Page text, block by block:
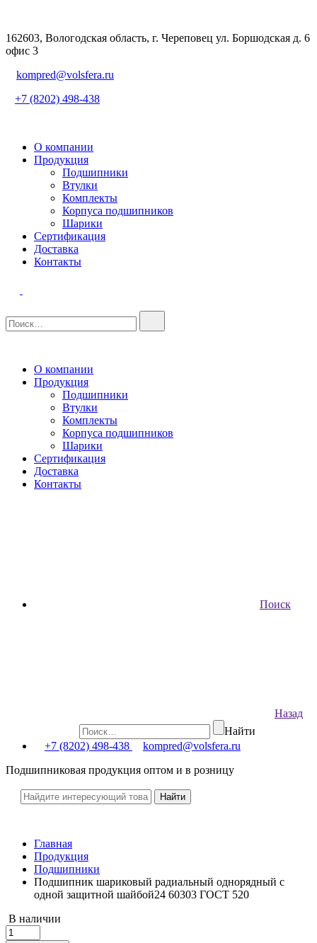
162603, Вологодская область, г. Череповец ул. Боршодская д. 6
офис 3
kompred@volsfera.ru
+7 (8202) 498-438
О компании
Продукция
Подшипники
Втулки
Комплекты
Корпуса подшипников
Шарики
Сертификация
Доставка
Контакты
О компании
Продукция
Подшипники
Втулки
Комплекты
Корпуса подшипников
Шарики
Сертификация
Доставка
Контакты
Поиск
Назад
Найти
+7 (8202) 498-438
kompred@volsfera.ru
Подшипниковая продукция оптом и в розницу
Главная
Продукция
Подшипники
Подшипник шариковый радиальный однорядный с
одной защитной шайбой24 60303 ГОСТ 520
В наличии